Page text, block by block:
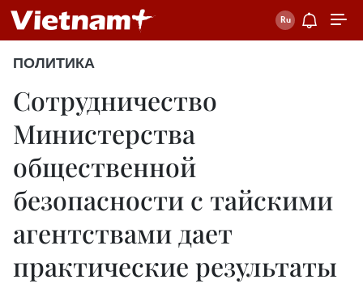
ПОЛИТИКА
Сотрудничество
Министерства
общественной
безопасности с тайскими
агентствами дает
практические результаты